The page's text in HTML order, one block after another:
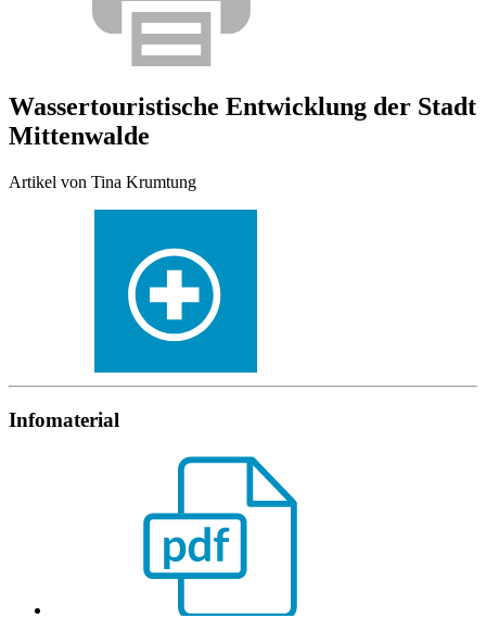
Wassertouristische Entwicklung der Stadt
Mittenwalde
Artikel von Tina Krumtung
Infomaterial